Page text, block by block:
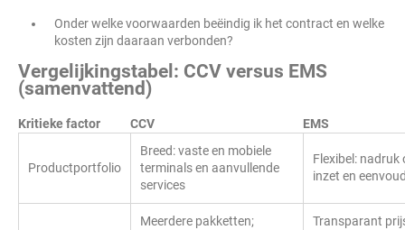
Onder welke voorwaarden beëindig ik het contract en welke
kosten zijn daaraan verbonden?
Vergelijkingstabel: CCV versus EMS
(samenvattend)
Kritieke factor CCV EMS
Productportfolio
Breed: vaste en mobiele
terminals en aanvullende
services
Flexibel: nadruk
inzet en
Meerdere pakketten;
Transparant